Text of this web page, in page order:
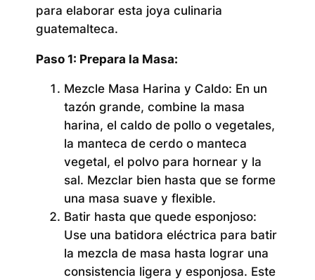
para elaborar esta joya culinaria
guatemalteca.
Paso 1: Prepara la Masa:
Mezcle Masa Harina y Caldo: En un
tazón grande, combine la masa
harina, el caldo de pollo o vegetales,
la manteca de cerdo o manteca
vegetal, el polvo para hornear y la
sal. Mezclar bien hasta que se forme
una masa suave y flexible.
Batir hasta que quede esponjoso:
Use una batidora eléctrica para batir
la mezcla de masa hasta lograr una
consistencia ligera y esponjosa. Este